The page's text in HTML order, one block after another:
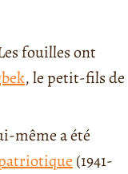
fouilles ont
, le petit-fils de
même a été
(1941-